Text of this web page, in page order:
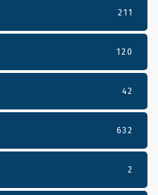
211
120
42
632
2